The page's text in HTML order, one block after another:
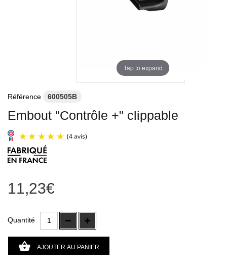
Tap to expand
Référence 600505B
Embout "Contrôle +" clippable
11,23€
Quantité
AJOUTER AU PANIER